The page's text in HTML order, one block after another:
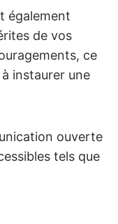
également
de vos
ce
instaurer une
ouverte
tels que